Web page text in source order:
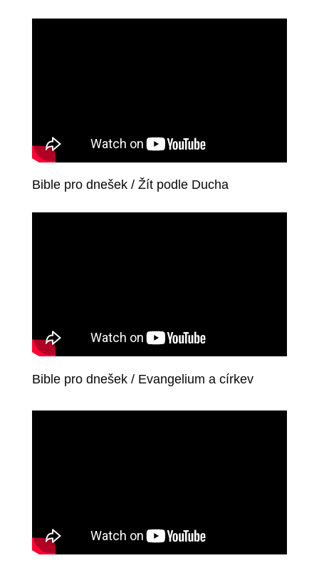
Bible pro dnešek / Žít podle Ducha
Bible pro dnešek / Evangelium a církev